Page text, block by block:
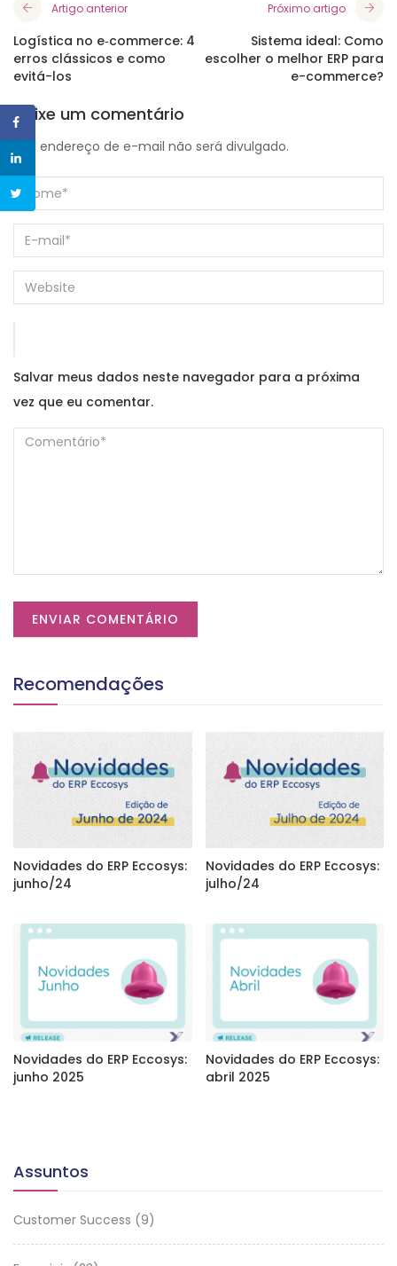
Artigo anterior
Logística no e‑commerce: 4
erros clássicos e como
evitá-los
Próximo artigo
Sistema ideal: Como
escolher o melhor ERP para
e-commerce?
Deixe um comentário
Seu endereço de e-mail não será divulgado.
Salvar meus dados neste navegador para a próxima
vez que eu comentar.
Recomendações
Novidades do ERP Eccosys:
junho/24
Novidades do ERP Eccosys:
julho/24
Novidades do ERP Eccosys:
junho 2025
Novidades do ERP Eccosys:
abril 2025
Assuntos
Customer Success (9)